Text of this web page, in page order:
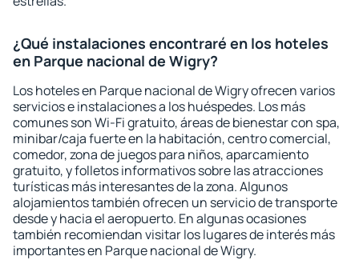
¿Qué instalaciones encontraré en los hoteles
en Parque nacional de Wigry?
Los hoteles en Parque nacional de Wigry ofrecen varios
servicios e instalaciones a los huéspedes. Los más
comunes son Wi-Fi gratuito, áreas de bienestar con spa,
minibar/caja fuerte en la habitación, centro comercial,
comedor, zona de juegos para niños, aparcamiento
gratuito, y folletos informativos sobre las atracciones
turísticas más interesantes de la zona. Algunos
alojamientos también ofrecen un servicio de transporte
desde y hacia el aeropuerto. En algunas ocasiones
también recomiendan visitar los lugares de interés más
importantes en Parque nacional de Wigry.